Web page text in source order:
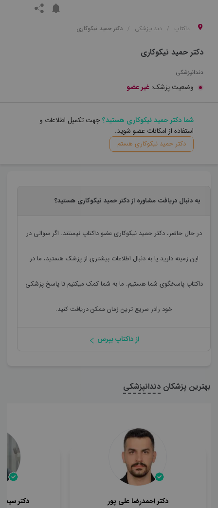
داکتاپ دندانپزشکی دکتر حمید نیکوکاری
دکتر حمید نیکوکاری
دندانپزشکی
وضعیت پزشک: غیر عضو
شما دکتر حمید نیکوکاری هستید؟جهت تکمیل اطلاعات و
استفاده از امکانات عضو شوید.
دکتر حمید نیکوکاری هستم
به دنبال دریافت مشاوره از دکتر حمید نیکوکاری هستید؟
در حال حاضر،دکتر حمید نیکوکاریعضو داکتاپ نیستند. اگر سوالی در
این زمینه دارید یا به دنبال اطلاعات بیشتری از پزشک هستید، ما در
داکتاپ پاسخگوی شما هستیم. ما به شما کمک میکنیم تا پاسخ پزشکی
خود رادر سریع ترین زمان ممکن دریافت کنید.
از داکتاپ بپرس
بهترین پزشکان دندانپزشکی
دکتر احمدرضا علی پور دکتر سید